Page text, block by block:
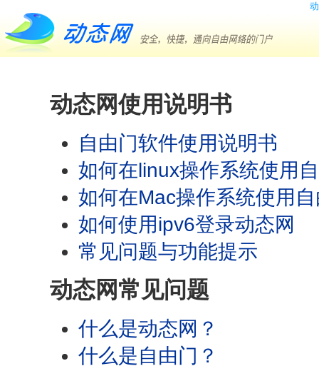
动态网使用说明书
自由门软件使用说明书
如何在linux操作系统使用
如何在Mac操作系统使用
如何使用ipv6登录动态网
常见问题与功能提示
动态网常见问题
什么是动态网？
什么是自由门？